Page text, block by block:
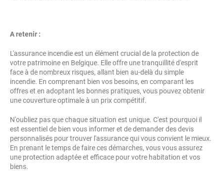
A retenir :
L'assurance incendie est un élément crucial de la protection de
votre patrimoine en Belgique. Elle offre une tranquillité d'esprit
face à de nombreux risques, allant bien au-delà du simple
incendie. En comprenant bien vos besoins, en comparant les
offres et en adoptant les bonnes pratiques, vous pouvez obtenir
une couverture optimale à un prix compétitif.
N'oubliez pas que chaque situation est unique. C'est pourquoi il
est essentiel de bien vous informer et de demander des devis
personnalisés pour trouver l'assurance qui vous convient le mieux.
En prenant le temps de faire ces démarches, vous vous assurez
une protection adaptée et efficace pour votre habitation et vos
biens.